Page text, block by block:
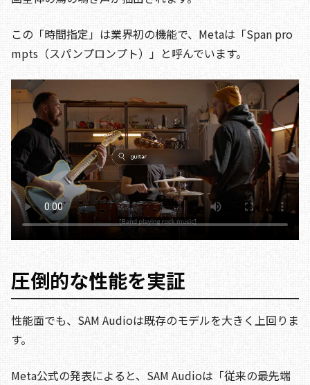
この「時間指定」は業界初の機能で、Metaは「Span pro
mpts（スパンプロンプト）」と呼んでいます。
圧倒的な性能を実証
性能面でも、SAM Audioは既存のモデルを大きく上回りま
す。
Meta公式の発表によると、SAM Audioは「従来の最先端